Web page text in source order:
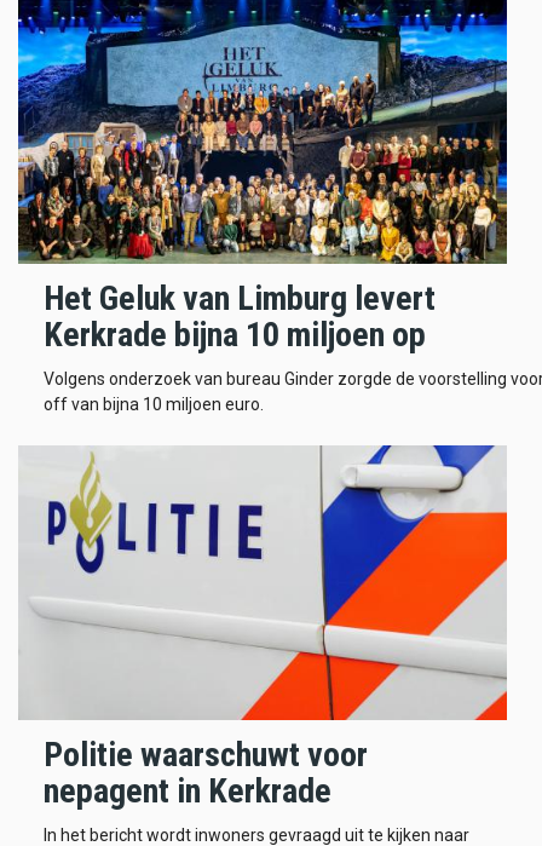
Het Geluk van Limburg levert
Kerkrade bijna 10 miljoen op
Volgens onderzoek van bureau Ginder zorgde de voorstelling
off van bijna 10 miljoen euro.
Politie waarschuwt voor
nepagent in Kerkrade
In het bericht wordt inwoners gevraagd uit te kijken naar